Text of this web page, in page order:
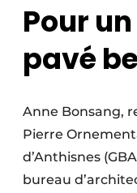
Pour
pavé
Anne Bonsang,
Pierre
d’Anthisnes
bureau